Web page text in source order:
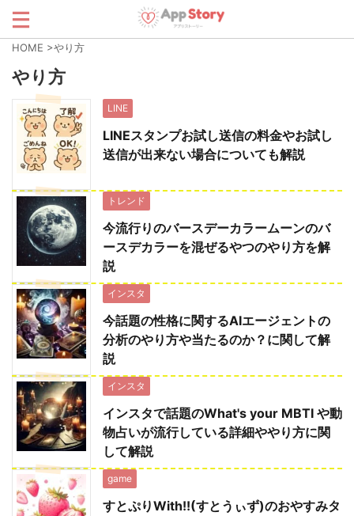
HOME >やり方
やり方
LINE
LINEスタンプお試し送信の料金やお試し
送信が出来ない場合についても解説
トレンド
今流行りのバースデーカラームーンのバ
ースデカラーを混ぜるやつのやり方を解
説
インスタ
今話題の性格に関するAIエージェントの
分析のやり方や当たるのか？に関して解
説
インスタ
インスタで話題のWhat's your MBTI や動
物占いが流行している詳細ややり方に関
して解説
game
すとぷりWith!!(すとうぃず)のおやすみタ